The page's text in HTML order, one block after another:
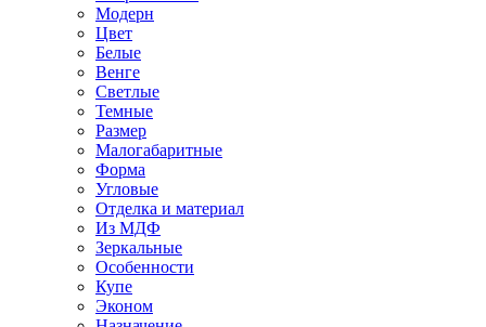
Модерн
Цвет
Белые
Венге
Светлые
Темные
Размер
Малогабаритные
Форма
Угловые
Отделка и материал
Из МДФ
Зеркальные
Особенности
Купе
Эконом